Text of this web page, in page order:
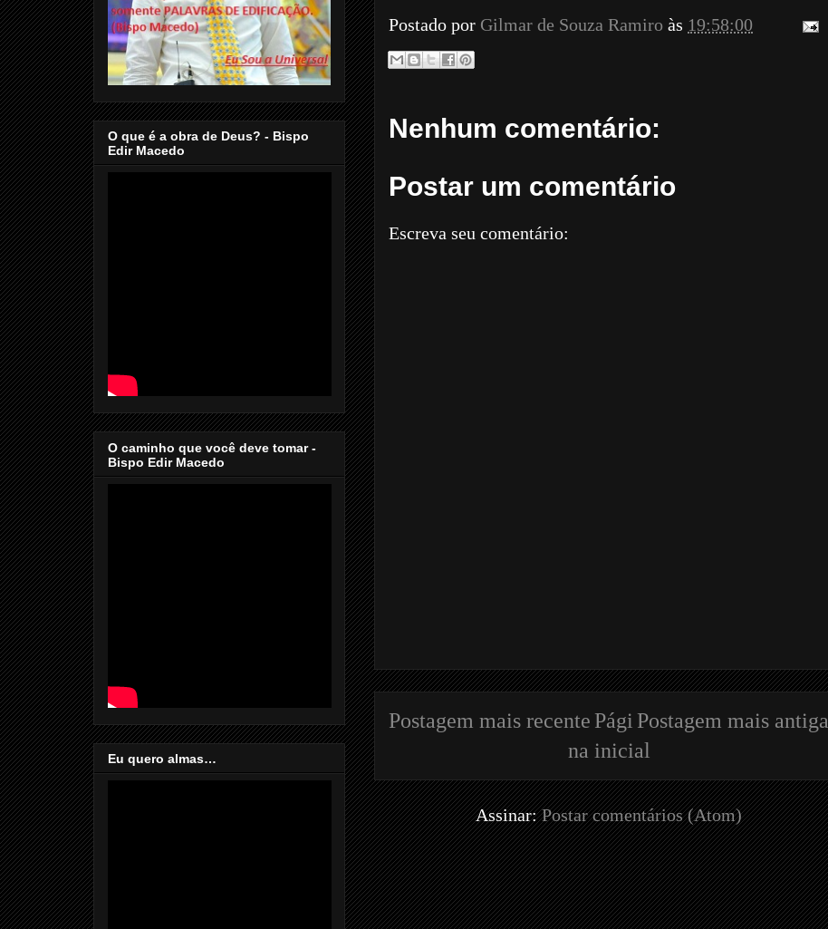
Postado por Gilmar de Souza Ramiro às 19:58:00
Nenhum comentário:
Postar um comentário
Escreva seu comentário:
Postagem mais recente Postagem mais antiga
Pági
na inicial
Assinar:Postar comentários (Atom)
O que é a obra de Deus? - Bispo
Edir Macedo
O caminho que você deve tomar -
Bispo Edir Macedo
Eu quero almas…